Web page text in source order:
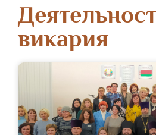
викария